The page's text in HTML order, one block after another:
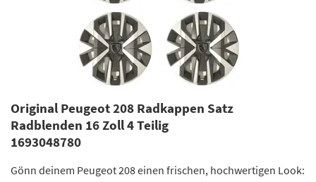
Original Peugeot 208 Radkappen Satz
Radblenden 16 Zoll 4 Teilig
1693048780
Gönn deinem Peugeot 208 einen frischen, hochwertigen Look: